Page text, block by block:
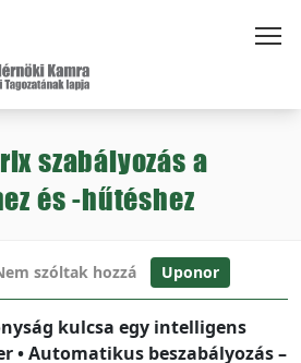
szabályozás a
és -hűtéshez
szóltak hozzá Uponor
kulcsa egy intelligens
• Automatikus beszabályozás –